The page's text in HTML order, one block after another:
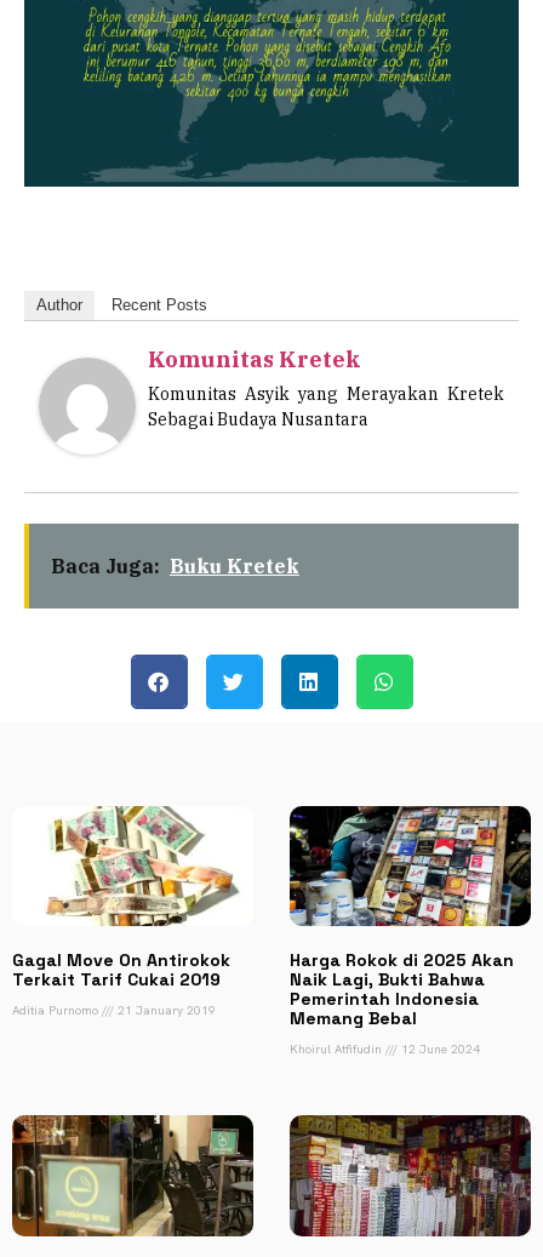
Author Recent Posts
Komunitas Kretek
Komunitas Asyik yang Merayakan Kretek
Sebagai Budaya Nusantara
Baca Juga: Buku Kretek
Gagal Move On Antirokok
Terkait Tarif Cukai 2019
Aditia Purnomo 21 January 2019
Harga Rokok di 2025 Akan
Naik Lagi, Bukti Bahwa
Pemerintah Indonesia
Memang Bebal
Khoirul Atfifudin 12 June 2024